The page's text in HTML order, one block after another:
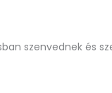
szenvednek és